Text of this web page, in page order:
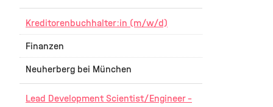
Kreditorenbuchhalter:in (m/w/d)
Finanzen
Neuherberg bei München
Lead Development Scientist/Engineer –